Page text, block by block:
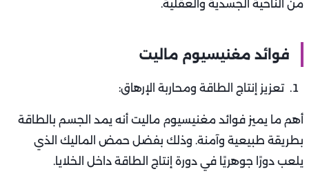
من الناحية الجسدية والعقلية.
فوائد مغنيسيوم ماليت
تعزيز إنتاج الطاقة ومحاربة الإرهاق:
أهم ما يميز فوائد مغنيسيوم ماليت أنه يمد الجسم بالطاقة
بطريقة طبيعية وآمنة. وذلك بفضل حمض الماليك الذي
يلعب دورًا جوهريًا في دورة إنتاج الطاقة داخل الخلايا.